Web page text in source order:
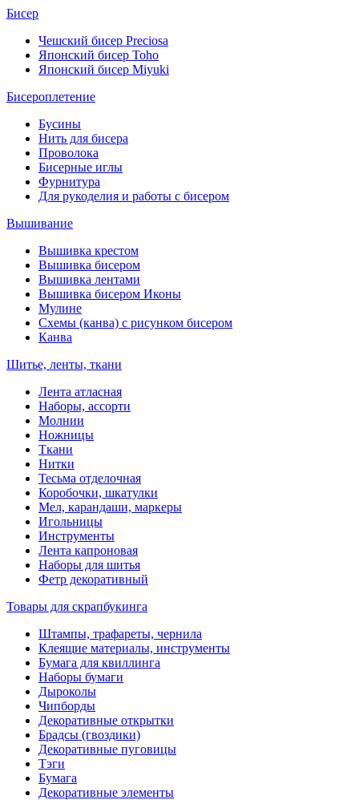
Бисер
Чешский бисер Preciosa
Японский бисер Toho
Японский бисер Miyuki
Бисероплетение
Бусины
Нить для бисера
Проволока
Бисерные иглы
Фурнитура
Для рукоделия и работы с бисером
Вышивание
Вышивка крестом
Вышивка бисером
Вышивка лентами
Вышивка бисером Иконы
Мулине
Схемы (канва) с рисунком бисером
Канва
Шитье, ленты, ткани
Лента атласная
Наборы, ассорти
Молнии
Ножницы
Ткани
Нитки
Тесьма отделочная
Коробочки, шкатулки
Мел, карандаши, маркеры
Игольницы
Инструменты
Лента капроновая
Наборы для шитья
Фетр декоративный
Товары для скрапбукинга
Штампы, трафареты, чернила
Клеящие материалы, инструменты
Бумага для квиллинга
Наборы бумаги
Дыроколы
Чипборды
Декоративные открытки
Брадсы (гвоздики)
Декоративные пуговицы
Тэги
Бумага
Декоративные элементы